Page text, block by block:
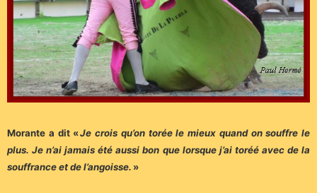
Morante a dit «Je crois qu’on torée le mieux quand on souffre le
plus. Je n’ai jamais été aussi bon que lorsque j’ai toréé avec de la
souffrance et de l’angoisse. »